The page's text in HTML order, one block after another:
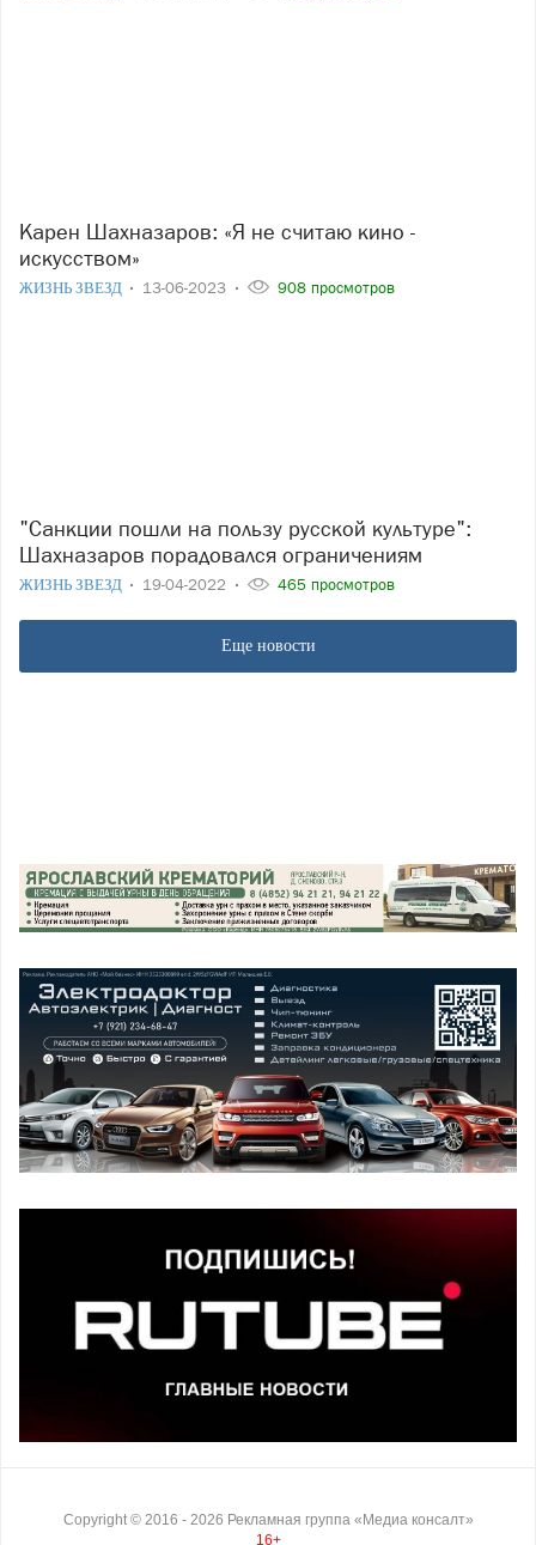
Карен Шахназаров: «Я не считаю кино -
искусством»
ЖИЗНЬ ЗВЕЗД 13-06-2023 908 просмотров
"Санкции пошли на пользу русской культуре":
Шахназаров порадовался ограничениям
ЖИЗНЬ ЗВЕЗД 19-04-2022 465 просмотров
Еще новости
Copyright © 2016 - 2026 Рекламная группа «Медиа консалт»
16+